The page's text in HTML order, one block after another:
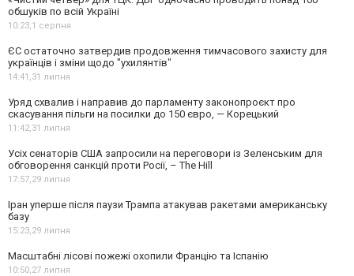
обшуків по всій Україні
10:23,1 серпня
ЄС остаточно затвердив продовження тимчасового захисту для
українців і зміни щодо "ухилянтів"
14:41,31 липня
Уряд схвалив і направив до парламенту законопроєкт про
скасування пільги на посилки до 150 євро, — Корецький
11:42,31 липня
Усіх сенаторів США запросили на переговори із Зеленським для
обговорення санкцій проти Росії, – The Hill
17:57,29 липня
Іран уперше після паузи Трампа атакував ракетами американську
базу
15:23,29 липня
Масштабні лісові пожежі охопили Францію та Іспанію
10:50,27 липня